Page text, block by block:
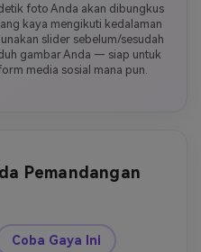
foto Anda akan dibungkus
kaya mengikuti kedalaman
slider sebelum/sesudah
gambar Anda — siap untuk
media sosial mana pun.
Pemandangan
Coba Gaya Ini